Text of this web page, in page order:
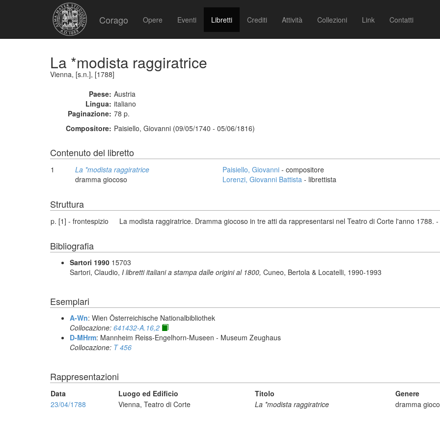
Corago Opere Eventi Libretti Crediti Attività Collezioni Link Contatti
La *modista raggiratrice
Vienna, [s.n.], [1788]
Paese: Austria
Lingua: italiano
Paginazione: 78 p.
Compositore: Paisiello, Giovanni (09/05/1740 - 05/06/1816)
Contenuto del libretto
1
La *modista raggiratrice
dramma giocoso
Paisiello, Giovanni - compositore
Lorenzi, Giovanni Battista - librettista
Struttura
p. [1] - frontespizio La modista raggiratrice. Dramma giocoso in tre atti da rappresentarsi nel Teatro di Corte l'anno 1788.
Bibliografia
Sartori 1990 15703
Sartori, Claudio, I libretti italiani a stampa dalle origini al 1800, Cuneo, Bertola & Locatelli, 1990-1993
Esemplari
A-Wn: Wien Österreichische Nationalbibliothek
Collocazione: 641432-A.16,2
D-MHrm: Mannheim Reiss-Engelhorn-Museen - Museum Zeughaus
Collocazione: T 456
Rappresentazioni
Data Luogo ed Edificio Titolo Genere
23/04/1788
Vienna, Teatro di Corte La *modista raggiratrice dramma